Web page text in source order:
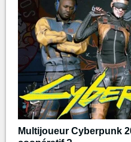
Multijoueur Cyberpunk